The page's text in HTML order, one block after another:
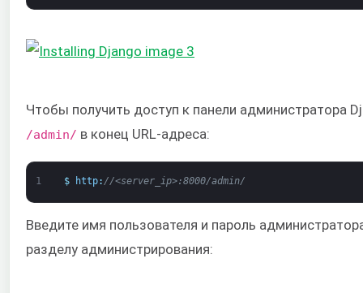
Чтобы получить доступ к панели администратора
/admin/ в конец URL-адреса:
1 $ http: //<server_ip>:8000/admin/
Введите имя пользователя и пароль
разделу администрирования: